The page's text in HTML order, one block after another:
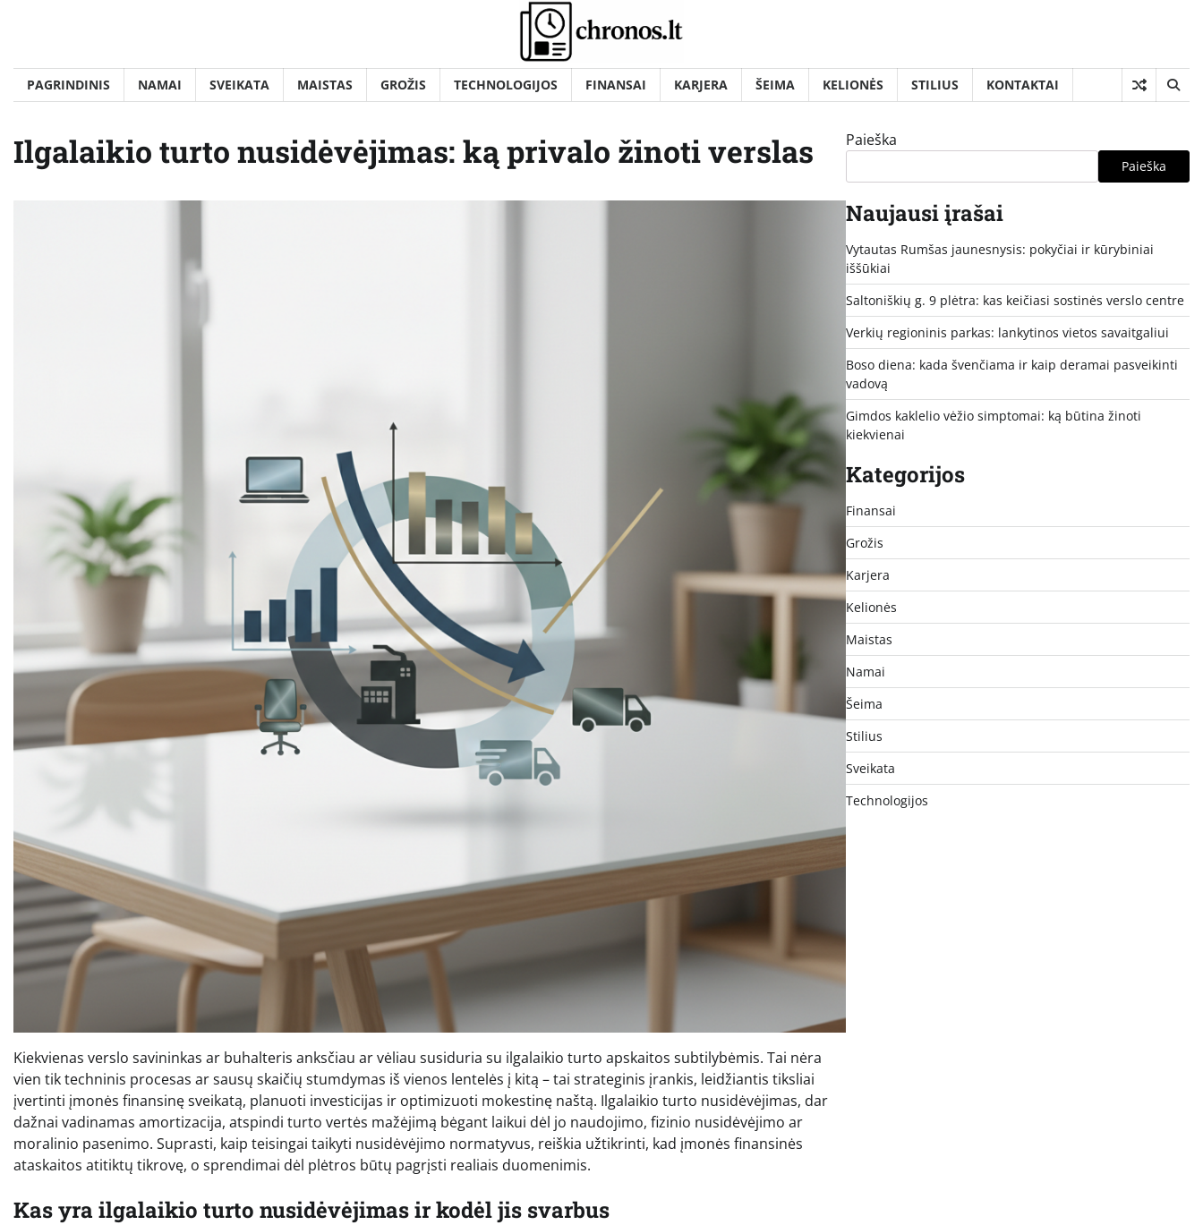
PAGRINDINIS NAMAI SVEIKATA MAISTAS GROŽIS TECHNOLOGIJOS FINANSAI KARJERA ŠEIMA KELIONĖS STILIUS KONTAKTAI
Ilgalaikio turto nusidėvėjimas: ką privalo žinoti verslas
Kiekvienas verslo savininkas ar buhalteris anksčiau ar vėliau susiduria su ilgalaikio turto apskaitos subtilybėmis. Tai nėra
vien tik techninis procesas ar sausų skaičių stumdymas iš vienos lentelės į kitą – tai strateginis įrankis, leidžiantis tiksliai
įvertinti įmonės finansinę sveikatą, planuoti investicijas ir optimizuoti mokestinę naštą. Ilgalaikio turto nusidėvėjimas, dar
dažnai vadinamas amortizacija, atspindi turto vertės mažėjimą bėgant laikui dėl jo naudojimo, fizinio nusidėvėjimo ar
moralinio pasenimo. Suprasti, kaip teisingai taikyti nusidėvėjimo normatyvus, reiškia užtikrinti, kad įmonės finansinės
ataskaitos atitiktų tikrovę, o sprendimai dėl plėtros būtų pagrįsti realiais duomenimis.
Kas yra ilgalaikio turto nusidėvėjimas ir kodėl jis svarbus
Paieška
Paieška
Naujausi įrašai
Vytautas Rumšas jaunesnysis: pokyčiai ir kūrybiniai
iššūkiai
Saltoniškių g. 9 plėtra: kas keičiasi sostinės verslo centre
Verkių regioninis parkas: lankytinos vietos savaitgaliui
Boso diena: kada švenčiama ir kaip deramai pasveikinti
vadovą
Gimdos kaklelio vėžio simptomai: ką būtina žinoti
kiekvienai
Kategorijos
Finansai
Grožis
Karjera
Kelionės
Maistas
Namai
Šeima
Stilius
Sveikata
Technologijos